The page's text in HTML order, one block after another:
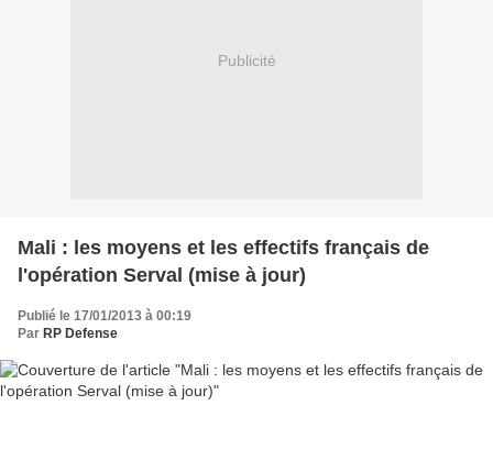
Publicité
Mali : les moyens et les effectifs français de
l'opération Serval (mise à jour)
Publié le 17/01/2013 à 00:19
Par RP Defense